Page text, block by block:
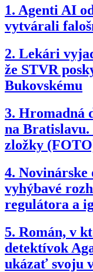
1. Agenti AI
vytvárali
2. Lekári
že STVR
Bukovskému
3. Hromadná
na Bratislavu.
zložky
4.
vyhýbavé
regulátora a
5. Román, v
detektívok
ukázať svoju